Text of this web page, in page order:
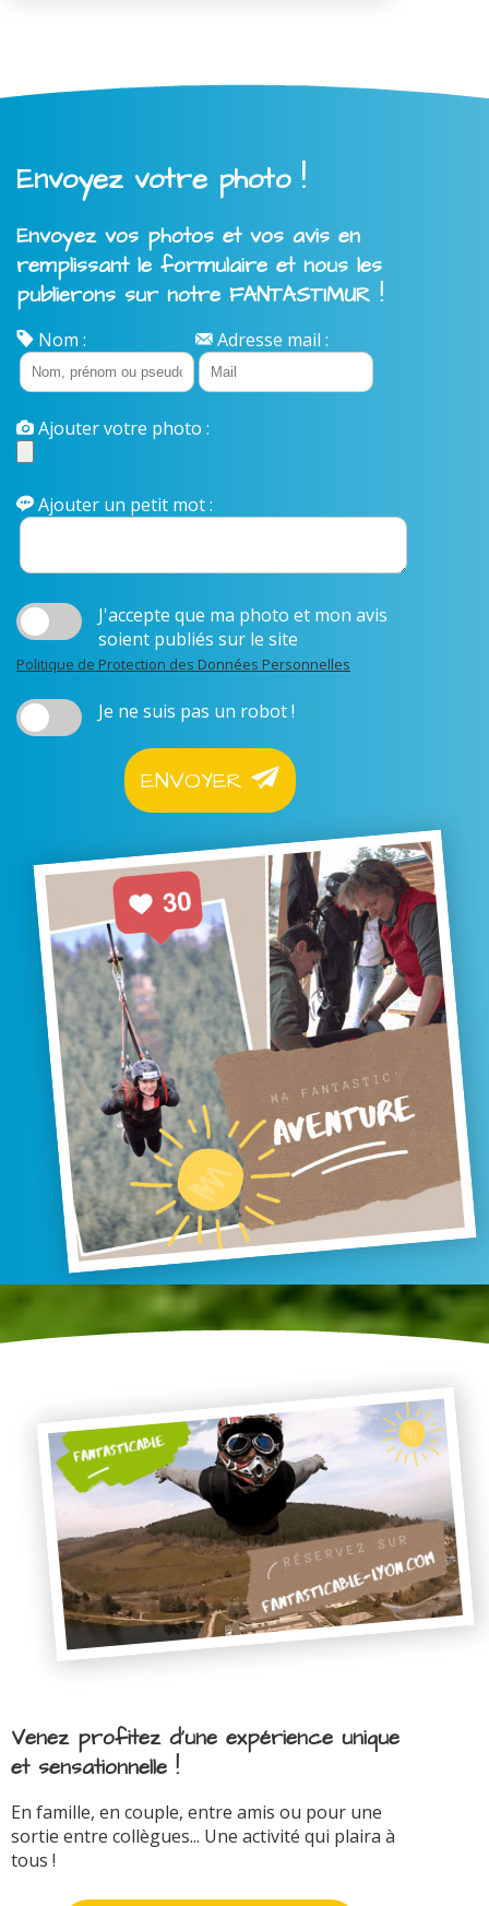
Envoyez votre photo !
Envoyez vos photos et vos avis en
remplissant le formulaire et nous les
publierons sur notre FANTASTIMUR !
Nom : Adresse mail :
Ajouter votre photo :
Ajouter un petit mot :
J'accepte que ma photo et mon avis
soient publiés sur le site
Politique de Protection des Données Personnelles
Je ne suis pas un robot !
ENVOYER
Venez profitez d'une expérience unique
et sensationnelle !
En famille, en couple, entre amis ou pour une
sortie entre collègues... Une activité qui plaira à
tous !